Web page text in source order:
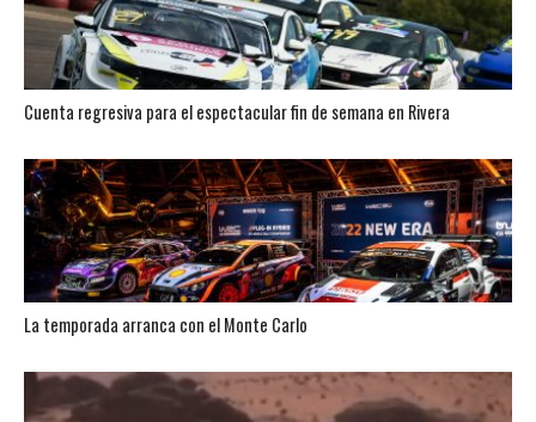
Cuenta regresiva para el espectacular fin de semana en Rivera
La temporada arranca con el Monte Carlo